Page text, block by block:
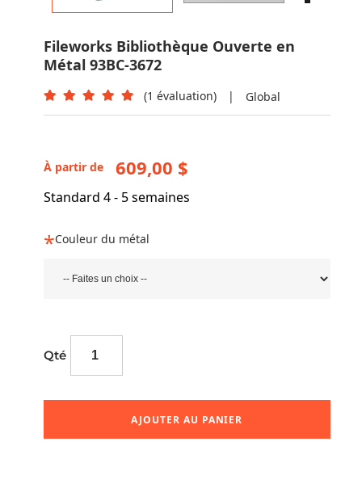
Fileworks Bibliothèque Ouverte en
Métal 93BC-3672
(1 évaluation) | Global
À partir de 609,00 $
Standard 4 - 5 semaines
Couleur du métal
Qté
AJOUTER AU PANIER